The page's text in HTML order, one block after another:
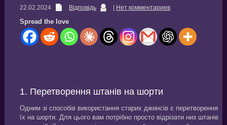
22.02.2024 Відповідь Нет комментариев
Spread the love
1. Перетворення штанів на шорти
Одним зі способів використання старих джинсів є перетворення
їх на шорти. Для цього вам потрібно просто відрізати низ штанів